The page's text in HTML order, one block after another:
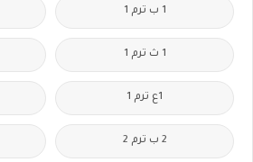
1 ب ترم 1
1 ث ترم 1
1ع ترم 1
2 ب ترم 2